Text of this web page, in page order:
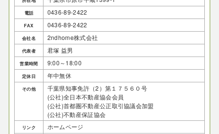
電話 0436-89-2422
FAX 0436-89-2422
会社名 2ndhome株式会社
代表者 君塚 益男
営業時間 9:00～18:00
定休日 年中無休
その他
千葉県知事免許（2）第１７５６０号
(公社)全日本不動産協会会員
(公社)首都圏不動産公正取引協議会加盟
(公社)不動産保証協会
リンク ホームページ